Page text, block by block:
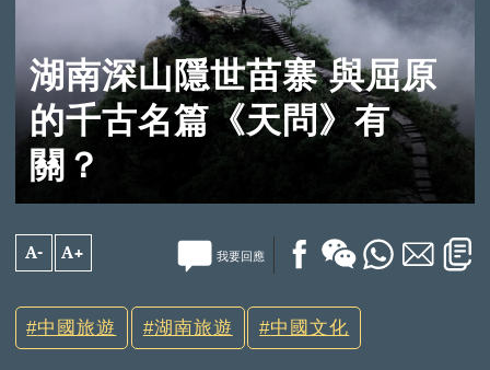
湖南深山隱世苗寨 與屈原
的千古名篇《天問》有
關？
A- A+ 我要回應
中國旅遊 湖南旅遊 中國文化